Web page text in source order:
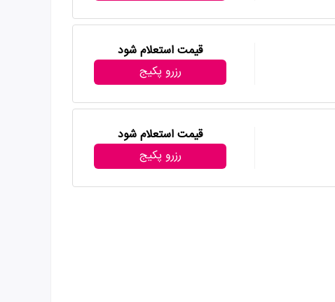
قیمت استعلام شود
رزرو پکیج
قیمت استعلام شود
رزرو پکیج